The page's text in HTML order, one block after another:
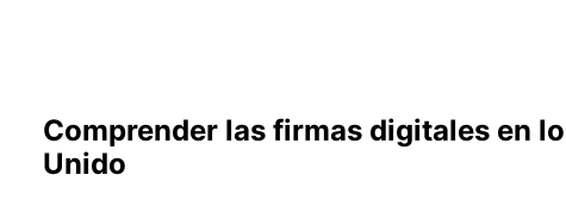
Comprender las firmas digitales en
Unido